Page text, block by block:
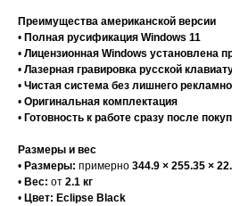
Преимущества американской версии
• Полная русификация Windows 11
• Лицензионная Windows установлена
• Лазерная гравировка русской
• Чистая система без лишнего
• Оригинальная комплектация
• Готовность к работе сразу после
Размеры и вес
• Размеры: примерно 344.9 × 255.35 ×
• Вес: от 2.1 кг
• Цвет: Eclipse Black